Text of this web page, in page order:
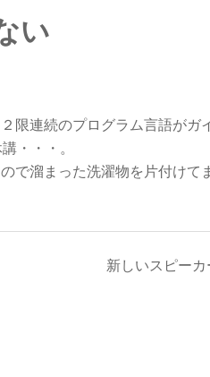
い
限連続のプログラム言語がガ
・・・。
で溜まった洗濯物を片付けて
新しいスピーカ